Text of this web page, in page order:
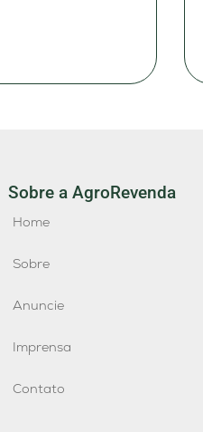
Sobre a AgroRevenda
Home
Sobre
Anuncie
Imprensa
Contato